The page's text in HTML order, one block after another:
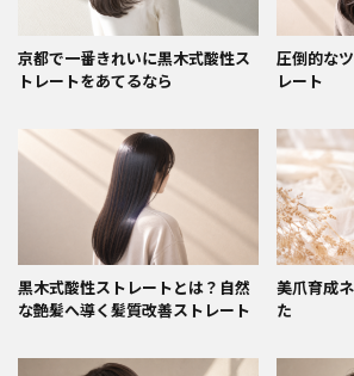
京都で一番きれいに黒木式酸性ス
トレートをあてるなら
圧倒的な
レート
黒木式酸性ストレートとは？自然
な艶髪へ導く髪質改善ストレート
美爪育成
た